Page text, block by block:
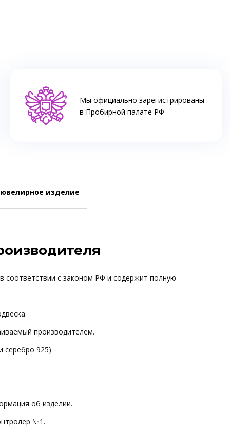
Мы официально зарегистрированы
в Пробирной палате РФ
изделие
соответствии с законом РФ и содержит полную
производителем.
серебро 925)
об изделии.
№1.